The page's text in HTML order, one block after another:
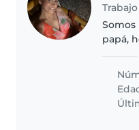
Somos
papá,
meses y Yo.